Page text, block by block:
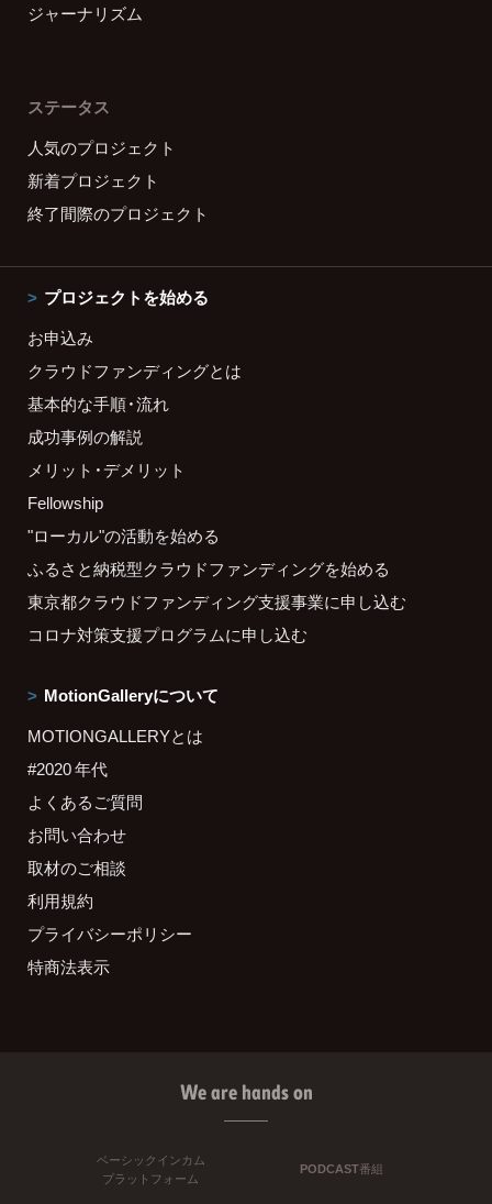
ジャーナリズム
ステータス
人気のプロジェクト
新着プロジェクト
終了間際のプロジェクト
プロジェクトを始める
お申込み
クラウドファンディングとは
基本的な手順・流れ
成功事例の解説
メリット・デメリット
Fellowship
"ローカル"の活動を始める
ふるさと納税型クラウドファンディングを始める
東京都クラウドファンディング支援事業に申し込む
コロナ対策支援プログラムに申し込む
MotionGalleryについて
MOTIONGALLERYとは
#2020 年代
よくあるご質問
お問い合わせ
取材のご相談
利用規約
プライバシーポリシー
特商法表示
We are hands on
ベーシックインカム
プラットフォーム
PODCAST番組